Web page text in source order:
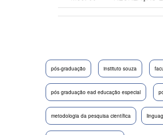
pós-graduação instituto souza
pós graduação ead educação especial
metodologia da pesquisa científica